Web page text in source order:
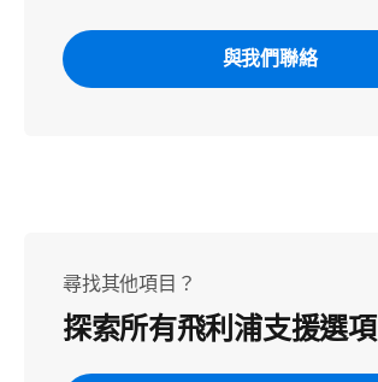
與我們聯絡
尋找其他項目？
探索所有飛利浦支援選項